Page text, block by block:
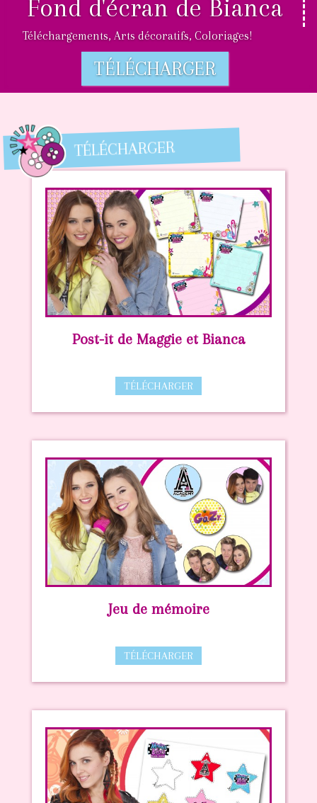
Fond d'écran de Bianca
Téléchargements, Arts décoratifs, Coloriages!
TÉLÉCHARGER
TÉLÉCHARGER
Post-it de Maggie et Bianca
TÉLÉCHARGER
Jeu de mémoire
TÉLÉCHARGER